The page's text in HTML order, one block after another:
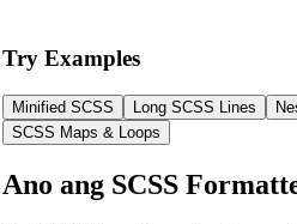
Try Examples
Minified SCSS Long SCSS Lines
SCSS Maps & Loops
Ano ang SCSS